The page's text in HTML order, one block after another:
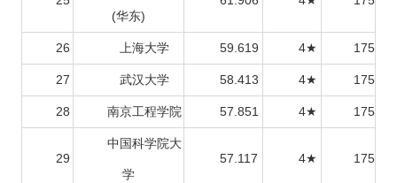
(华东)
26 上海大学 59.619 4★ 175
27 武汉大学 58.413 4★ 175
28 南京工程学院 57.851 4★ 175
29
中国科学院大
学
57.117 4★ 175